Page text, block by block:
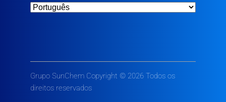
Grupo SunChem Copyright © 2026 Todos os
direitos reservados